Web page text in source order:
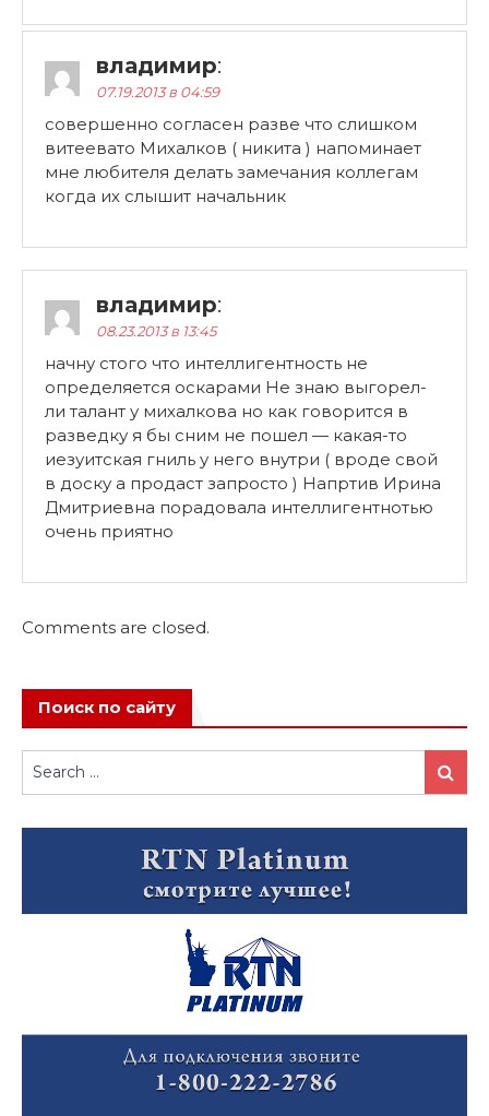
владимир:
07.19.2013 в 04:59
совершенно согласен разве что слишком
витеевато Михалков ( никита ) напоминает
мне любителя делать замечания коллегам
когда их слышит начальник
владимир:
08.23.2013 в 13:45
начну стого что интеллигентность не
определяется оскарами Не знаю выгорел-
ли талант у михалкова но как говорится в
разведку я бы сним не пошел — какая-то
иезуитская гниль у него внутри ( вроде свой
в доску а продаст запросто ) Напртив Ирина
Дмитриевна порадовала интеллигентнотью
очень приятно
Comments are closed.
Поиск по сайту
Search
for:
Search